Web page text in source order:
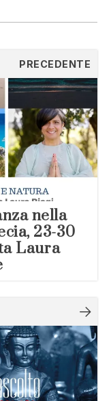
nuova
PRECEDENTE
nella
23-30
Laura